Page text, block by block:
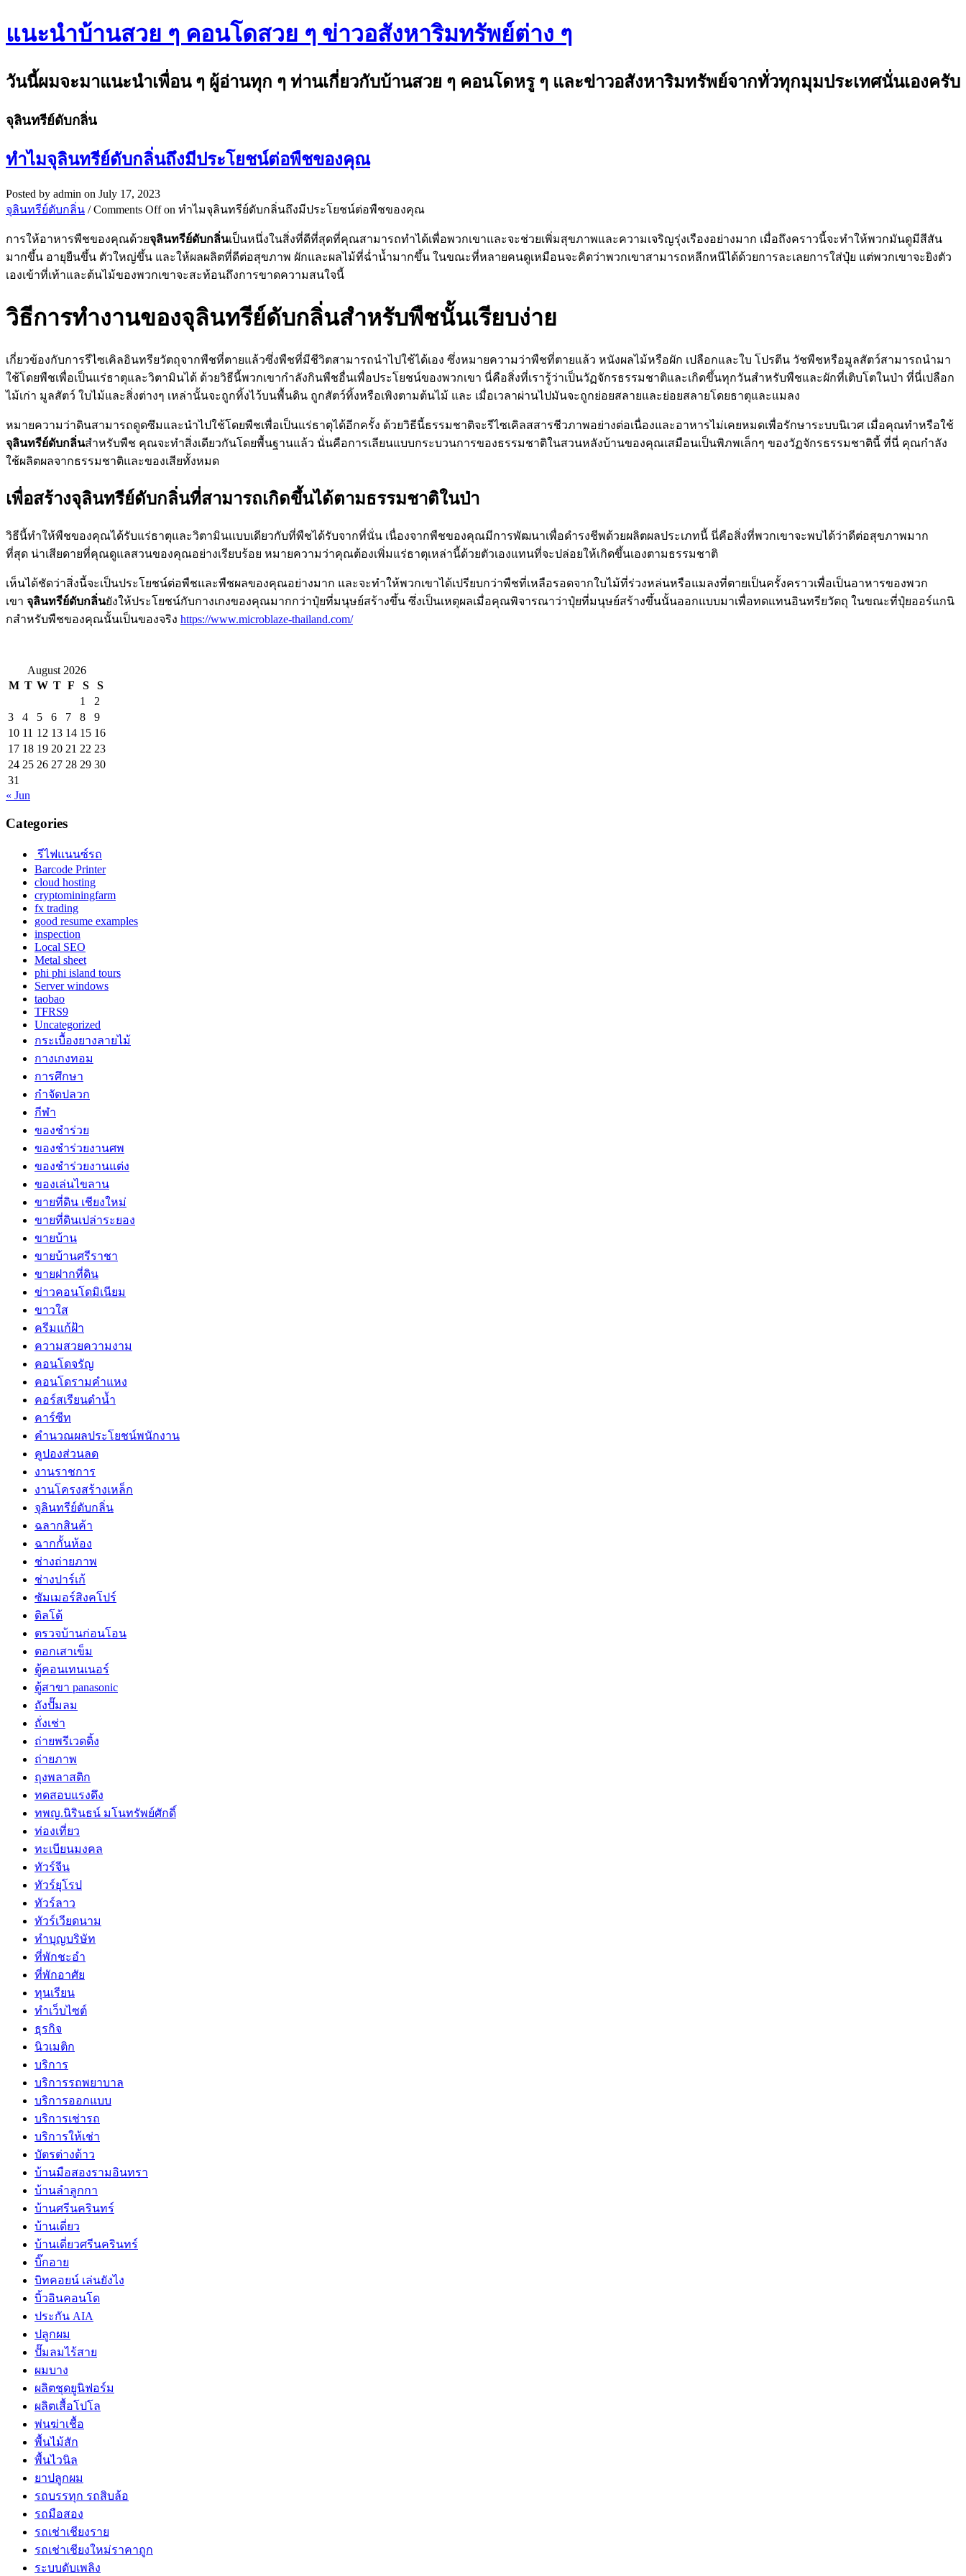
แนะนำบ้านสวย ๆ คอนโดสวย ๆ ข่าวอสังหาริมทรัพย์ต่าง ๆ
วันนี้ผมจะมาแนะนำเพื่อน ๆ ผู้อ่านทุก ๆ ท่านเกี่ยวกับบ้านสวย ๆ คอนโดหรู ๆ และข่าวอสังหาริมทรัพย์จากทั่วทุกมุมประเทศนั่นเองครับ
จุลินทรีย์ดับกลิ่น
ทำไมจุลินทรีย์ดับกลิ่นถึงมีประโยชน์ต่อพืชของคุณ
Posted by admin on July 17, 2023
จุลินทรีย์ดับกลิ่น /Comments Offon ทำไมจุลินทรีย์ดับกลิ่นถึงมีประโยชน์ต่อพืชของคุณ
การให้อาหารพืชของคุณด้วยจุลินทรีย์ดับกลิ่นเป็นหนึ่งในสิ่งที่ดีที่สุดที่คุณสามารถทำได้เพื่อพวกเขาและจะช่วยเพิ่มสุขภาพและความเจริญรุ่งเรืองอย่างมาก เมื่อถึงคราวนี้จะทำให้พวกมันดูมีสีสัน
มากขึ้น อายุยืนขึ้น ตัวใหญ่ขึ้น และให้ผลผลิตที่ดีต่อสุขภาพ ผักและผลไม้ที่ฉ่ำน้ำมากขึ้น ในขณะที่หลายคนดูเหมือนจะคิดว่าพวกเขาสามารถหลีกหนีได้ด้วยการละเลยการใส่ปุ๋ย แต่พวกเขาจะยิงตัว
เองเข้าที่เท้าและต้นไม้ของพวกเขาจะสะท้อนถึงการขาดความสนใจนี้
วิธีการทำงานของจุลินทรีย์ดับกลิ่นสำหรับพืชนั้นเรียบง่าย
เกี่ยวข้องกับการรีไซเคิลอินทรียวัตถุจากพืชที่ตายแล้วซึ่งพืชที่มีชีวิตสามารถนำไปใช้ได้เอง ซึ่งหมายความว่าพืชที่ตายแล้ว หนังผลไม้หรือผัก เปลือกและใบ โปรตีน วัชพืชหรือมูลสัตว์สามารถนำมา
ใช้โดยพืชเพื่อเป็นแร่ธาตุและวิตามินได้ ด้วยวิธีนี้พวกเขากำลังกินพืชอื่นเพื่อประโยชน์ของพวกเขา นี่คือสิ่งที่เรารู้ว่าเป็นวัฏจักรธรรมชาติและเกิดขึ้นทุกวันสำหรับพืชและผักที่เติบโตในป่า ที่นี่เปลือก
ไม้เก่า มูลสัตว์ ใบไม้และสิ่งต่างๆ เหล่านั้นจะถูกทิ้งไว้บนพื้นดิน ถูกสัตว์ทิ้งหรือเพิงตามต้นไม้ และ เมื่อเวลาผ่านไปมันจะถูกย่อยสลายและย่อยสลายโดยธาตุและแมลง
หมายความว่าดินสามารถดูดซึมและนำไปใช้โดยพืชเพื่อเป็นแร่ธาตุได้อีกครั้ง ด้วยวิธีนี้ธรรมชาติจะรีไซเคิลสสารชีวภาพอย่างต่อเนื่องและอาหารไม่เคยหมดเพื่อรักษาระบบนิเวศ เมื่อคุณทำหรือใช้
จุลินทรีย์ดับกลิ่นสำหรับพืช คุณจะทำสิ่งเดียวกันโดยพื้นฐานแล้ว นั่นคือการเลียนแบบกระบวนการของธรรมชาติในสวนหลังบ้านของคุณเสมือนเป็นพิภพเล็กๆ ของวัฏจักรธรรมชาตินี้ ที่นี่ คุณกำลัง
ใช้ผลิตผลจากธรรมชาติและของเสียทั้งหมด
เพื่อสร้างจุลินทรีย์ดับกลิ่นที่สามารถเกิดขึ้นได้ตามธรรมชาติในป่า
วิธีนี้ทำให้พืชของคุณได้รับแร่ธาตุและวิตามินแบบเดียวกับที่พืชได้รับจากที่นั่น เนื่องจากพืชของคุณมีการพัฒนาเพื่อดำรงชีพด้วยผลิตผลประเภทนี้ นี่คือสิ่งที่พวกเขาจะพบได้ว่าดีต่อสุขภาพมาก
ที่สุด น่าเสียดายที่คุณดูแลสวนของคุณอย่างเรียบร้อย หมายความว่าคุณต้องเพิ่มแร่ธาตุเหล่านี้ด้วยตัวเองแทนที่จะปล่อยให้เกิดขึ้นเองตามธรรมชาติ
เห็นได้ชัดว่าสิ่งนี้จะเป็นประโยชน์ต่อพืชและพืชผลของคุณอย่างมาก และจะทำให้พวกเขาได้เปรียบกว่าพืชที่เหลือรอดจากใบไม้ที่ร่วงหล่นหรือแมลงที่ตายเป็นครั้งคราวเพื่อเป็นอาหารของพวก
เขา จุลินทรีย์ดับกลิ่นยังให้ประโยชน์กับกางเกงของคุณมากกว่าปุ๋ยที่มนุษย์สร้างขึ้น ซึ่งเป็นเหตุผลเมื่อคุณพิจารณาว่าปุ๋ยที่มนุษย์สร้างขึ้นนั้นออกแบบมาเพื่อทดแทนอินทรียวัตถุ ในขณะที่ปุ๋ยออร์แกนิ
กสำหรับพืชของคุณนั้นเป็นของจริง https://www.microblaze-thailand.com/
August 2026
M T W T F S
S
1
2
3
4 5 6 7 8
9
10 11 12 13 14 15 16
17 18 19 20 21 22 23
24 25 26 27 28 29 30
31
« Jun
Categories
รีไฟแนนซ์รถ
Barcode Printer
cloud hosting
cryptominingfarm
fx trading
good resume examples
inspection
Local SEO
Metal sheet
phi phi island tours
Server windows
taobao
TFRS9
Uncategorized
กระเบื้องยางลายไม้
กางเกงทอม
การศึกษา
กำจัดปลวก
กีฬา
ของชำร่วย
ของชำร่วยงานศพ
ของชำร่วยงานแต่ง
ของเล่นไขลาน
ขายที่ดิน เชียงใหม่
ขายที่ดินเปล่าระยอง
ขายบ้าน
ขายบ้านศรีราชา
ขายฝากที่ดิน
ข่าวคอนโดมิเนียม
ขาวใส
ครีมแก้ฝ้า
ความสวยความงาม
คอนโดจรัญ
คอนโดรามคำแหง
คอร์สเรียนดำน้ำ
คาร์ซีท
คำนวณผลประโยชน์พนักงาน
คูปองส่วนลด
งานราชการ
งานโครงสร้างเหล็ก
จุลินทรีย์ดับกลิ่น
ฉลากสินค้า
ฉากกั้นห้อง
ช่างถ่ายภาพ
ช่างปาร์เก้
ซัมเมอร์สิงคโปร์
ดิลโด้
ตรวจบ้านก่อนโอน
ตอกเสาเข็ม
ตู้คอนเทนเนอร์
ตู้สาขา panasonic
ถังปั๊มลม
ถั่งเช่า
ถ่ายพรีเวดดิ้ง
ถ่ายภาพ
ถุงพลาสติก
ทดสอบแรงดึง
ทพญ.นิรินธน์ มโนทรัพย์ศักดิ์
ท่องเที่ยว
ทะเบียนมงคล
ทัวร์จีน
ทัวร์ยุโรป
ทัวร์ลาว
ทัวร์เวียดนาม
ทำบุญบริษัท
ที่พักชะอำ
ที่พักอาศัย
ทุนเรียน
ทําเว็บไซต์
ธุรกิจ
นิวเมติก
บริการ
บริการรถพยาบาล
บริการออกแบบ
บริการเช่ารถ
บริการให้เช่า
บัตรต่างด้าว
บ้านมือสองรามอินทรา
บ้านลำลูกกา
บ้านศรีนครินทร์
บ้านเดี่ยว
บ้านเดี่ยวศรีนครินทร์
บิ๊กอาย
บิทคอยน์ เล่นยังไง
บิ้วอินคอนโด
ประกัน AIA
ปลูกผม
ปั๊มลมไร้สาย
ผมบาง
ผลิตชุดยูนิฟอร์ม
ผลิตเสื้อโปโล
พ่นฆ่าเชื้อ
พื้นไม้สัก
พื้นไวนิล
ยาปลูกผม
รถบรรทุก รถสิบล้อ
รถมือสอง
รถเช่าเชียงราย
รถเช่าเชียงใหม่ราคาถูก
ระบบดับเพลิง